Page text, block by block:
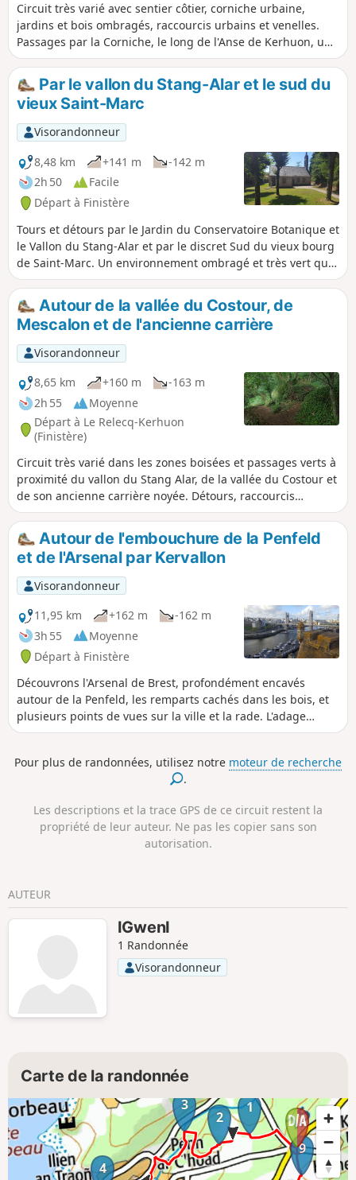
Circuit très varié avec sentier côtier, corniche urbaine,
jardins et bois ombragés, raccourcis urbains et venelles.
Passages par la Corniche, le long de l'Anse de Kerhuon, une
rue discrète surplombant le Relecq et la Rade, Notre Dame
du Relecq au centre, retour par la coulée verte du Relecq-
Kerhuon le long du Domaine de Lossulien (privé) puis des
venelles.
Par le vallon du Stang-Alar et le sud du
vieux Saint-Marc
Visorandonneur
8,48 km
+141 m
-142 m
2h 50
Facile
Départ à Finistère
Tours et détours par le Jardin du Conservatoire Botanique et
le Vallon du Stang-Alar et par le discret Sud du vieux bourg
de Saint-Marc. Un environnement ombragé et très vert qui
contraste avec la réputation de ville en béton collant à
Brest.Autour de la vallée du Costour, de
Mescalon et de l'ancienne carrière
Visorandonneur
8,65 km
+160 m
-163 m
2h 55
Moyenne
Départ à Le Relecq-Kerhuon
(Finistère)
Circuit très varié dans les zones boisées et passages verts à
proximité du vallon du Stang Alar, de la vallée du Costour et
de son ancienne carrière noyée. Détours, raccourcis
"surprises" et exploration par des endroits peu fréquentés
avec passages par quelques prés, le long des champs et
par des sous-bois.
Autour de l'embouchure de la Penfeld
et de l'Arsenal par Kervallon
Visorandonneur
11,95 km
+162 m
-162 m
3h 55
Moyenne
Départ à Finistère
Découvrons l'Arsenal de Brest, profondément encavés
autour de la Penfeld, les remparts cachés dans les bois, et
plusieurs points de vues sur la ville et la rade. L'adage
prétend que Brest a été entièrement rasée pendant la
l'ont été. Ce circuit part à la découverte d'une partie des
20% restant (tours, portes, remparts, quelques vieilles rues
Pour plus de randonnées, utilisez notre moteur de recherche
.
Les descriptions et la trace GPS de ce circuit restent la
propriété de leur auteur. Ne pas les copier sans son
autorisation.
AUTEUR
IGwenI
1 Randonnée
Visorandonneur
Carte de la randonnée
1
2
3
4
9